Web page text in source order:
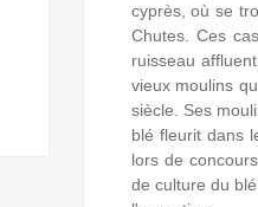
cyprès, où se
Chutes. Ces
ruisseau
vieux moulins
siècle. Ses
blé fleurit dans
lors de
de culture du